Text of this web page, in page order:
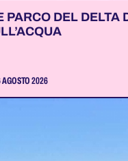
PARCO DEL DELTA
2026